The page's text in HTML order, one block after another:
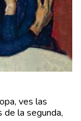
ves las
de la segunda,